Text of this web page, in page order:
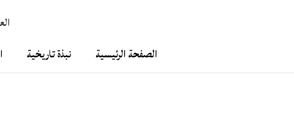
الصفحة الرئيسية نبذة تاريخية